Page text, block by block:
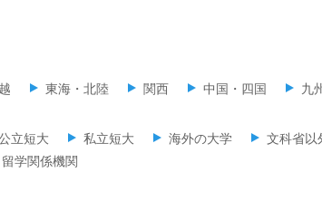
東海・北陸 関西 中国・四国 九
立短大 私立短大 海外の大学 文科省以
留学関係機関